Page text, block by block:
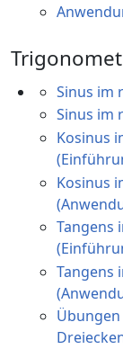
Sinus im
Sinus im
Kosinus
Kosinus
Tangens
Tangens